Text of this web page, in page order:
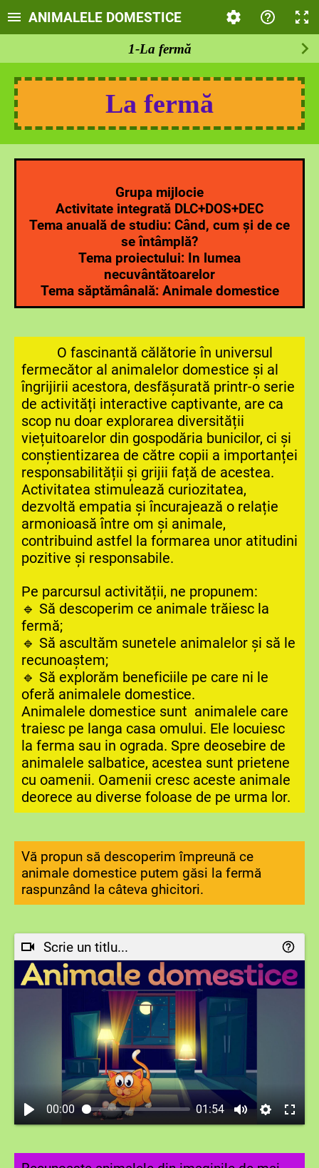
ANIMALELE DOMESTICE
1-La fermă
La fermă
Grupa mijlocie
Activitate integrată DLC+DOS+DEC
Tema anuală de studiu: Când, cum și de ce
se întâmplă?
Tema proiectului: In lumea
necuvântătoarelor
Tema săptămânală: Animale domestice
O fascinantă călătorie în universul
fermecător al animalelor domestice și al
îngrijirii acestora, desfășurată printr-o serie
de activități interactive captivante, are ca
scop nu doar explorarea diversității
viețuitoarelor din gospodăria bunicilor, ci și
conștientizarea de către copii a importanței
responsabilității și grijii față de acestea.
Activitatea stimulează curiozitatea,
dezvoltă empatia și încurajează o relație
armonioasă între om și animale,
contribuind astfel la formarea unor atitudini
pozitive și responsabile.
Pe parcursul activității, ne propunem:
🔹 Să descoperim ce animale trăiesc la
fermă;
🔹 Să ascultăm sunetele animalelor și să le
recunoaștem;
🔹 Să explorăm beneficiile pe care ni le
oferă animalele domestice.
Animalele domestice sunt animalele care
traiesc pe langa casa omului. Ele locuiesc
la ferma sau in ograda. Spre deosebire de
animalele salbatice, acestea sunt prietene
cu oamenii. Oamenii cresc aceste animale
deorece au diverse foloase de pe urma lor.
Vă propun să descoperim împreună ce
animale domestice putem găsi la fermă
raspunzând la câteva ghicitori.
Scrie un titlu...
00:00 01:54